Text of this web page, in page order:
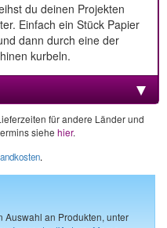
du deinen Projekten
Einfach ein Stück Papier
dann durch eine der
kurbeln.
für andere Länder und
siehe hier.
.
Auswahl an Produkten, unter